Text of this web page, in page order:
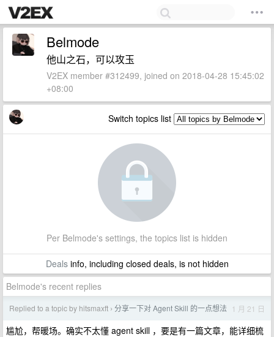
Belmode
他山之石，可以攻玉
V2EX member #312499, joined on 2018-04-28 15:45:02
+08:00
Switch topics list
Per Belmode's settings, the topics list is hidden
Dealsinfo, including closed deals, is not hidden
Belmode's recent replies
Replied to a topic by hitsmaxft › 分享一下对 Agent Skill 的一点想法 1 月 21 日
尴尬，帮暖场。确实不太懂 agent skill ，要是有一篇文章，能详细梳